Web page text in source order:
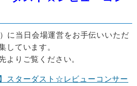
に当日会場運営をお手伝いいただ
しています。
よりご覧ください。
スターダスト☆レビューコンサー